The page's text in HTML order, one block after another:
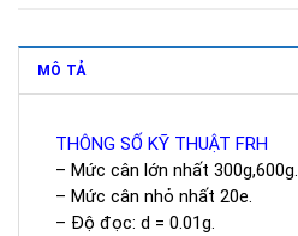
MÔ TẢ
THÔNG SỐ KỸ THUẬT FRH
– Mức cân lớn nhất 300g,600g.
– Mức cân nhỏ nhất 20e.
– Độ đọc: d = 0.01g.